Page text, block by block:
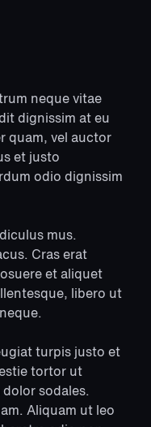
neque vitae
dignissim at eu
quam, vel auctor
et justo
odio dignissim
mus.
Cras erat
et aliquet
libero ut
turpis justo et
tortor ut
sodales.
Aliquam ut leo